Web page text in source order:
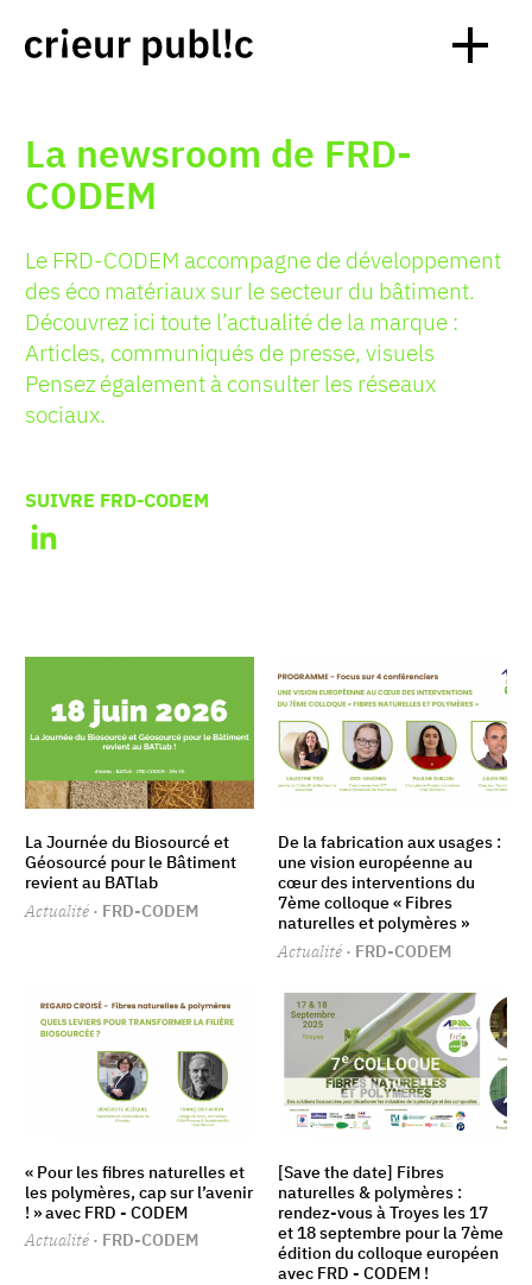
La newsroom de FRD-
CODEM
Le FRD-CODEM accompagne de développement
des éco matériaux sur le secteur du bâtiment.
Découvrez ici toute l’actualité de la marque :
Articles, communiqués de presse, visuels
Pensez également à consulter les réseaux
sociaux.
SUIVRE FRD-CODEM
La Journée du Biosourcé et
Géosourcé pour le Bâtiment
revient au BATlab
Actualité · FRD-CODEM
De la fabrication aux usages :
une vision européenne au
cœur des interventions du
7ème colloque « Fibres
naturelles et polymères »
Actualité · FRD-CODEM
« Pour les fibres naturelles et
les polymères, cap sur l’avenir
! » avec FRD - CODEM
Actualité · FRD-CODEM
[Save the date] Fibres
naturelles & polymères :
rendez-vous à Troyes les 17
et 18 septembre pour la 7ème
édition du colloque européen
avec FRD - CODEM !